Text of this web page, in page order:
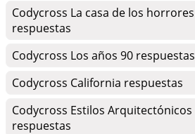
Codycross La casa de los horrores
respuestas
Codycross Los años 90 respuestas
Codycross California respuestas
Codycross Estilos Arquitectónicos
respuestas